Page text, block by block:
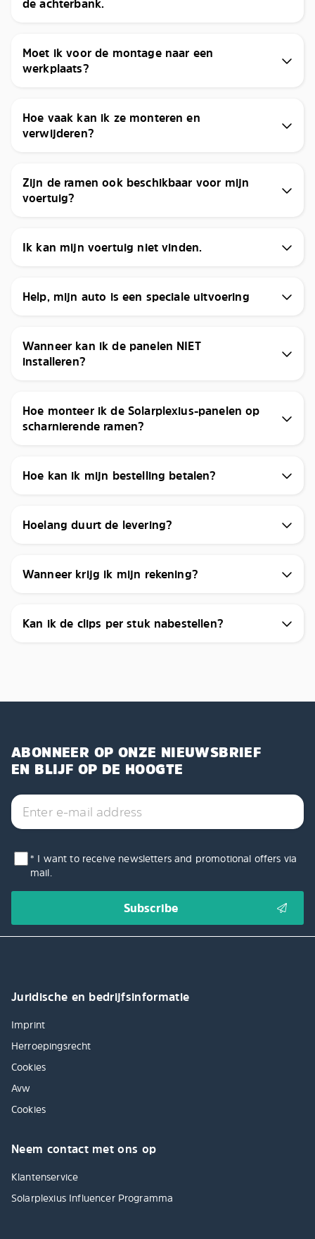
de achterbank.
Moet ik voor de montage naar een
werkplaats?
Hoe vaak kan ik ze monteren en
verwijderen?
Zijn de ramen ook beschikbaar voor mijn
voertuig?
Ik kan mijn voertuig niet vinden.
Help, mijn auto is een speciale uitvoering
Wanneer kan ik de panelen NIET
installeren?
Hoe monteer ik de Solarplexius-panelen op
scharnierende ramen?
Hoe kan ik mijn bestelling betalen?
Hoelang duurt de levering?
Wanneer krijg ik mijn rekening?
Kan ik de clips per stuk nabestellen?
ABONNEER OP ONZE NIEUWSBRIEF
EN BLIJF OP DE HOOGTE
* I want to receive newsletters and promotional offers via
mail.
Juridische en bedrijfsinformatie
Imprint
Herroepingsrecht
Cookies
Avw
Cookies
Neem contact met ons op
Klantenservice
Solarplexius Influencer Programma